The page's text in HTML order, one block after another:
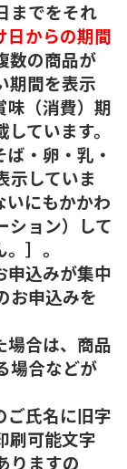
までをそれ
日からの期間
数の商品が
期間を表示
味（消費）期
ています。
・卵・乳・
示していま
いにもかかわ
ション）して
］。
込みが集中
お申込みを
場合は、商品
場合などが
ご氏名に旧字
刷可能文字
りますの